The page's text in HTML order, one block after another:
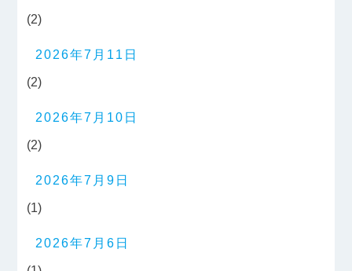
(2)
2026年7月11日
(2)
2026年7月10日
(2)
2026年7月9日
(1)
2026年7月6日